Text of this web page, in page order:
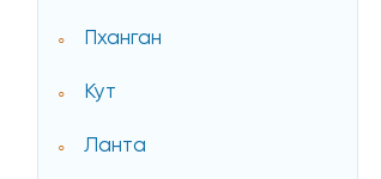
Пханган
Кут
Ланта